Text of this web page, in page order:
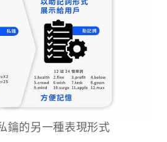
鑰的另一種表現形式